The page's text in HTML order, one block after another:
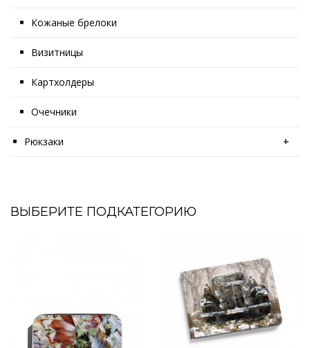
Кожаные брелоки
Визитницы
Картхолдеры
Очечники
Рюкзаки +
ВЫБЕРИТЕ ПОДКАТЕГОРИЮ